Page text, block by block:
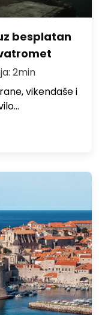
besplatan
2min
vikendaše i